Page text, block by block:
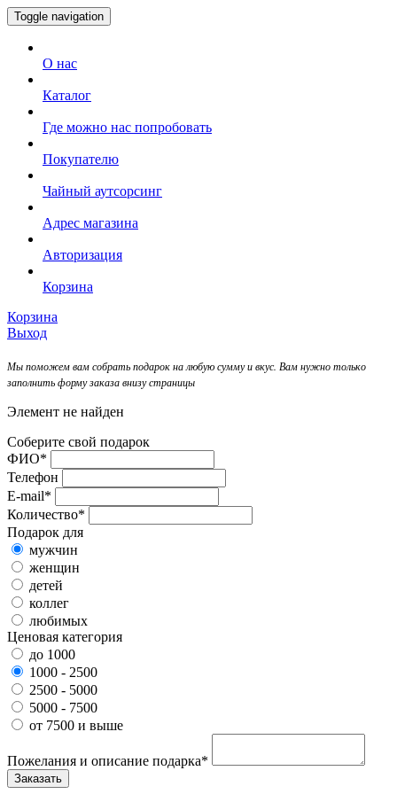
Toggle navigation
О нас
Каталог
Где можно нас попробовать
Покупателю
Чайный аутсорсинг
Адрес магазина
Авторизация
Корзина
Корзина
Выход
Мы поможем вам собрать подарок на любую сумму и вкус. Вам нужно только
заполнить форму заказа внизу страницы
Элемент не найден
Соберите свой подарок
ФИО*
Телефон
E-mail*
Количество*
Подарок для
мужчин
женщин
детей
коллег
любимых
Ценовая категория
до 1000
1000 - 2500
2500 - 5000
5000 - 7500
от 7500 и выше
Пожелания и описание подарка*